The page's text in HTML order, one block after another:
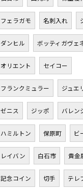
フェラガモ 名刺入れ
ダンヒル ボッティガヴェ
オリエント セイコー
フランクミュラー ジュエ
ゼニス ジッポ バレン
ハミルトン 保原町 ビ
レイバン 白石市 貴金
記念コイン 切手 テレ